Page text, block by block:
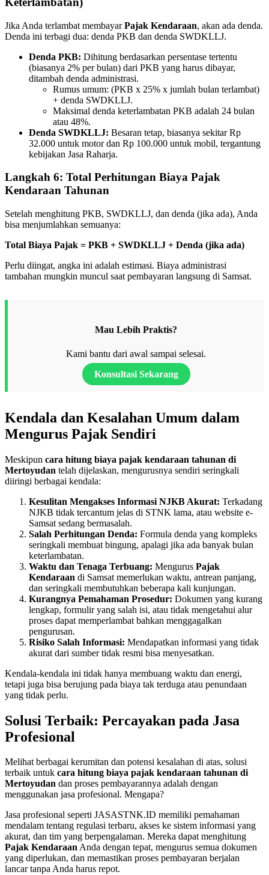
Jika Anda terlambat membayarPajak Kendaraan, akan ada denda.
Denda ini terbagi dua: denda PKB dan denda SWDKLLJ.
Denda PKB: Dihitung berdasarkan persentase tertentu
(biasanya 2% per bulan) dari PKB yang harus dibayar,
ditambah denda administrasi.
Rumus umum: (PKB x 25% x jumlah bulan terlambat)
+ denda SWDKLLJ.
Maksimal denda keterlambatan PKB adalah 24 bulan
atau 48%.
Denda SWDKLLJ: Besaran tetap, biasanya sekitar Rp
32.000 untuk motor dan Rp 100.000 untuk mobil, tergantung
kebijakan Jasa Raharja.
Langkah 6: Total Perhitungan Biaya Pajak
Kendaraan Tahunan
Setelah menghitung PKB, SWDKLLJ, dan denda (jika ada), Anda
bisa menjumlahkan semuanya:
Total Biaya Pajak = PKB + SWDKLLJ + Denda (jika ada)
Perlu diingat, angka ini adalah estimasi. Biaya administrasi
tambahan mungkin muncul saat pembayaran langsung di Samsat.
Mau Lebih Praktis?
Kami bantu dari awal sampai selesai.
Konsultasi Sekarang
Kendala dan Kesalahan Umum dalam
Mengurus Pajak Sendiri
Meskipun cara hitung biaya pajak kendaraan tahunan di
Mertoyudan telah dijelaskan, mengurusnya sendiri seringkali
diiringi berbagai kendala:
Kesulitan Mengakses Informasi NJKB Akurat: Terkadang
NJKB tidak tercantum jelas di STNK lama, atau website e-
Samsat sedang bermasalah.
Salah Perhitungan Denda: Formula denda yang kompleks
seringkali membuat bingung, apalagi jika ada banyak bulan
keterlambatan.
Waktu dan Tenaga Terbuang: Mengurus Pajak
Kendaraan di Samsat memerlukan waktu, antrean panjang,
dan seringkali membutuhkan beberapa kali kunjungan.
Kurangnya Pemahaman Prosedur: Dokumen yang kurang
lengkap, formulir yang salah isi, atau tidak mengetahui alur
proses dapat memperlambat bahkan menggagalkan
pengurusan.
Risiko Salah Informasi: Mendapatkan informasi yang tidak
akurat dari sumber tidak resmi bisa menyesatkan.
Kendala-kendala ini tidak hanya membuang waktu dan energi,
tetapi juga bisa berujung pada biaya tak terduga atau penundaan
yang tidak perlu.
Solusi Terbaik: Percayakan pada Jasa
Profesional
Melihat berbagai kerumitan dan potensi kesalahan di atas, solusi
terbaik untuk cara hitung biaya pajak kendaraan tahunan di
Mertoyudan dan proses pembayarannya adalah dengan
menggunakan jasa profesional. Mengapa?
Jasa profesional seperti JASASTNK.ID memiliki pemahaman
mendalam tentang regulasi terbaru, akses ke sistem informasi yang
akurat, dan tim yang berpengalaman. Mereka dapat menghitung
Pajak KendaraanAnda dengan tepat, mengurus semua dokumen
yang diperlukan, dan memastikan proses pembayaran berjalan
lancar tanpa Anda harus repot.